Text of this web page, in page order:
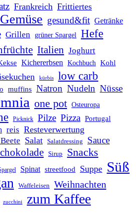
Frankreich Frittiertes
Gemüse gesund&fit Getränke
Grillen grüner Spargel Hefe
Italien Joghurt
Kichererbsen Kochbuch Kohl
kürbis low carb
muffins Natron Nudeln Nüsse
one pot Osteuropa
Picknick Pilze Pizza Portugal
reis Resteverwertung
Salat Salatdressing Sauce
Sirup Snacks
Spinat streetfood Suppe Süß
Waffeleisen Weihnachten
zucchini zum Kaffee